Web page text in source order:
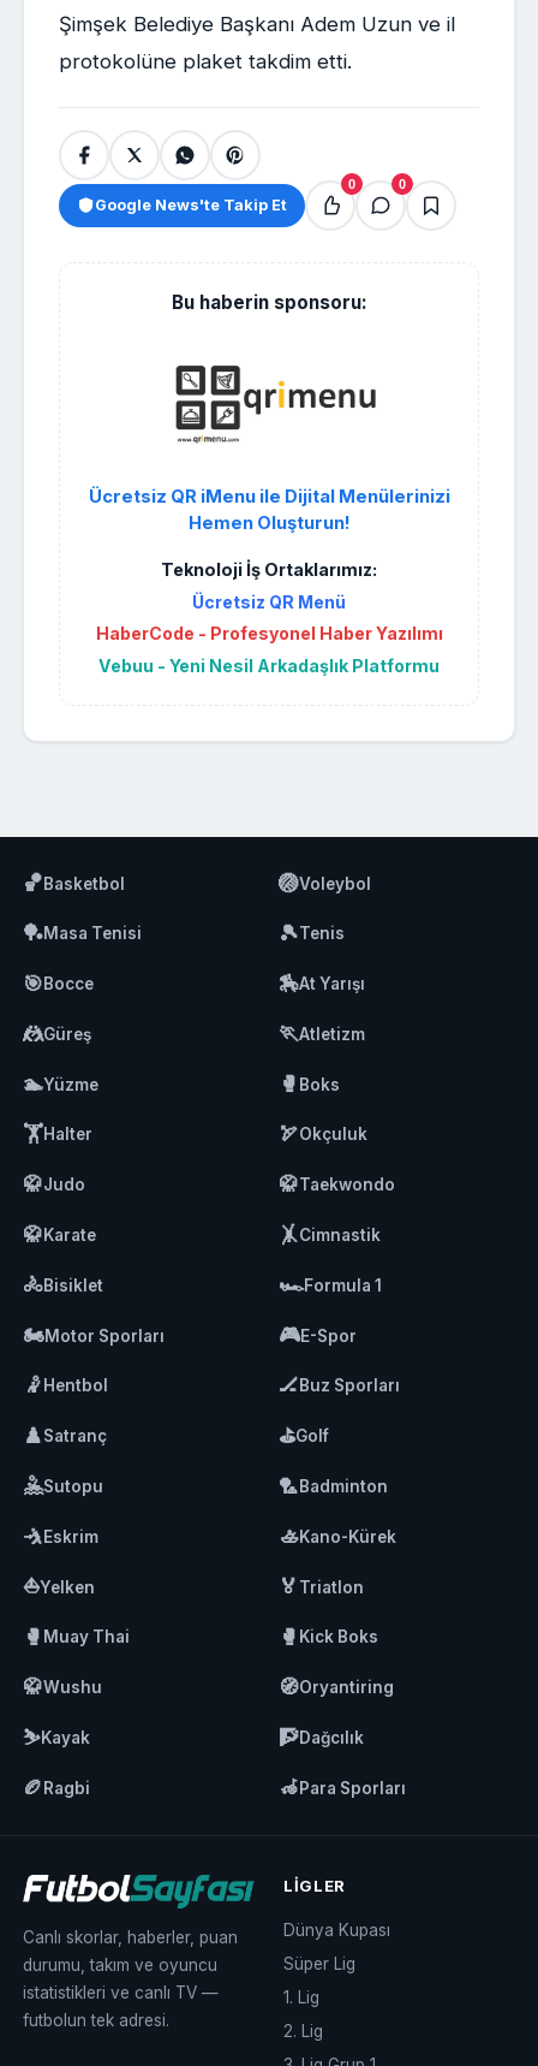
Şimşek Belediye Başkanı Adem Uzun ve il
protokolüne plaket takdim etti.
Google News'te Takip Et
0 0
Bu haberin sponsoru:
Ücretsiz QR iMenu ile Dijital Menülerinizi
Hemen Oluşturun!
Teknoloji İş Ortaklarımız:
Ücretsiz QR Menü
HaberCode - Profesyonel Haber Yazılımı
Vebuu - Yeni Nesil Arkadaşlık Platformu
🏀Basketbol 🏐Voleybol
🏓Masa Tenisi 🎾Tenis
🎯Bocce 🏇At Yarışı
🤼Güreş 🏃Atletizm
🏊Yüzme 🥊 Boks
🏋️Halter 🏹Okçuluk
🥋Judo 🥋Taekwondo
🥋Karate 🤸Cimnastik
🚴Bisiklet 🏎️Formula 1
🏍️Motor Sporları 🎮E-Spor
🤾 Hentbol 🏒Buz Sporları
♟️Satranç ⛳Golf
🤽Sutopu 🏸Badminton
🤺Eskrim 🚣Kano-Kürek
⛵Yelken 🏅 Triatlon
🥊 Muay Thai 🥊 Kick Boks
🥋Wushu 🧭Oryantiring
⛷️Kayak 🧗Dağcılık
🏉 Ragbi 🦽Para Sporları
Canlı skorlar, haberler, puan
durumu, takım ve oyuncu
istatistikleri ve canlı TV —
futbolun tek adresi.
LIGLER
Dünya Kupası
Süper Lig
1. Lig
2. Lig